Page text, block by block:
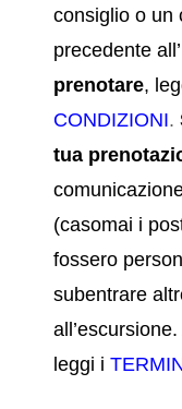
consiglio o un
precedente
prenotare,
CONDIZIONI.
tua
(casomai i
fossero
subentrare
leggi i